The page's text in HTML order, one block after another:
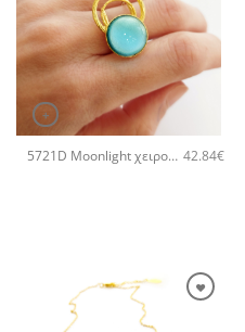
+
5721D Moonlight χειροποίητο δαχτυλιδι Catherine bijoux Τυρκουάζ 42.84€